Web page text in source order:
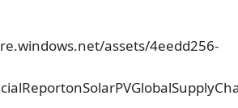
assets/4eedd256-